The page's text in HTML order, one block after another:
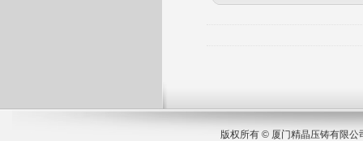
版权所有 © 厦门精晶压铸有限